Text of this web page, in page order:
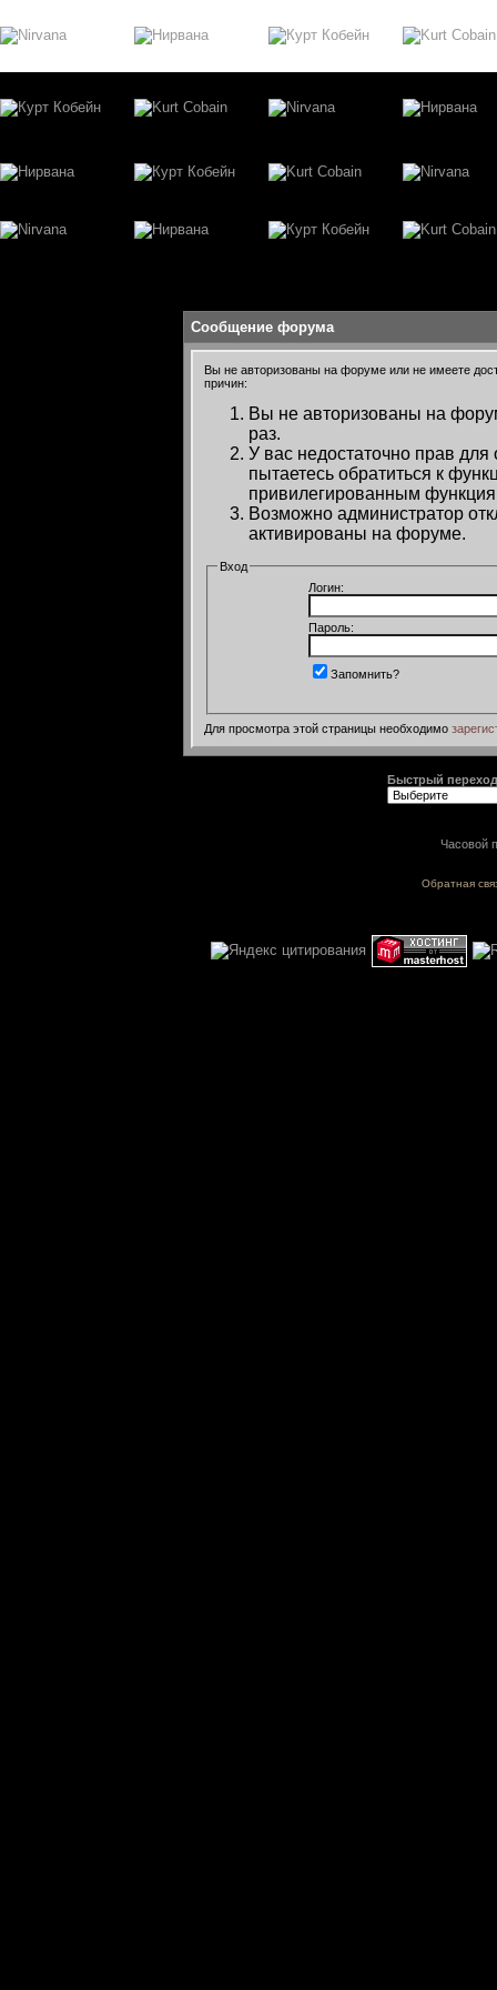
Сообщение форума
Вы не авторизованы на форуме или не имеете
причин:
Вы не авторизованы на
раз.
У вас недостаточно прав
пытаетесь обратиться к
привилегированным
Возможно администратор
активированы на форуме.
Вход
Логин:
Пароль:
Запомнить?
Для просмотра этой страницы необходимо
Быстрый переход
Часовой
Обратная